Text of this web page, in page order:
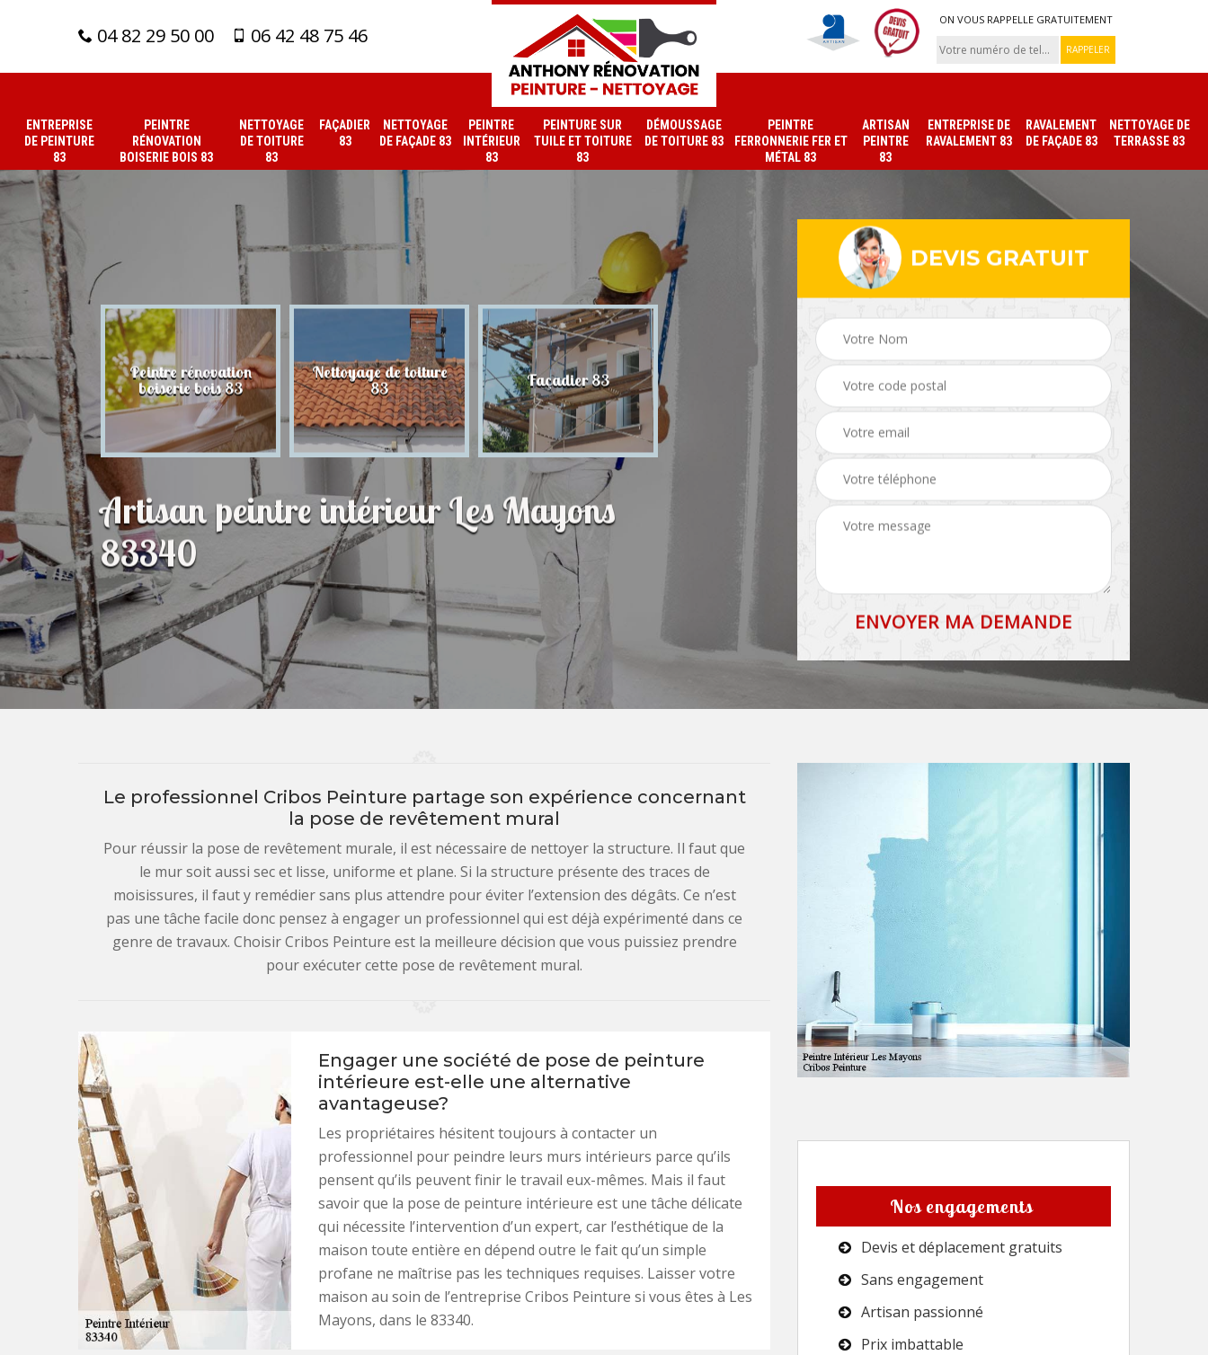
04 82 29 50 00 06 42 48 75 46
ON VOUS RAPPELLE GRATUITEMENT
ENTREPRISE
DE PEINTURE
83
PEINTRE
RÉNOVATION
BOISERIE BOIS 83
NETTOYAGE
DE TOITURE
83
FAÇADIER
83
NETTOYAGE
DE FAÇADE 83
PEINTRE
INTÉRIEUR
83
PEINTURE SUR
TUILE ET TOITURE
83
DÉMOUSSAGE
DE TOITURE 83
PEINTRE
FERRONNERIE FER ET
MÉTAL 83
ARTISAN
PEINTRE
83
ENTREPRISE DE
RAVALEMENT 83
RAVALEMENT
DE FAÇADE 83
NETTOYAGE DE
TERRASSE 83
peinture Peintre rénovation
boiserie bois 83
Nettoyage de toiture
83 Façadier 83 Nettoyage de façade Peintre intérieur 83 Peinture sur tuile et
toiture 83
Artisan peintre intérieur Les Mayons
83340
DEVIS GRATUIT
Le professionnel Cribos Peinture partage son expérience concernant
la pose de revêtement mural
Pour réussir la pose de revêtement murale, il est nécessaire de nettoyer la structure. Il faut que
le mur soit aussi sec et lisse, uniforme et plane. Si la structure présente des traces de
moisissures, il faut y remédier sans plus attendre pour éviter l’extension des dégâts. Ce n’est
pas une tâche facile donc pensez à engager un professionnel qui est déjà expérimenté dans ce
genre de travaux. Choisir Cribos Peinture est la meilleure décision que vous puissiez prendre
pour exécuter cette pose de revêtement mural.
Engager une société de pose de peinture
intérieure est-elle une alternative
avantageuse?
Les propriétaires hésitent toujours à contacter un
professionnel pour peindre leurs murs intérieurs parce qu’ils
pensent qu’ils peuvent finir le travail eux-mêmes. Mais il faut
savoir que la pose de peinture intérieure est une tâche délicate
qui nécessite l’intervention d’un expert, car l’esthétique de la
maison toute entière en dépend outre le fait qu’un simple
profane ne maîtrise pas les techniques requises. Laisser votre
maison au soin de l’entreprise Cribos Peinture si vous êtes à Les
Mayons, dans le 83340.
Nos engagements
Devis et déplacement gratuits
Sans engagement
Artisan passionné
Prix imbattable